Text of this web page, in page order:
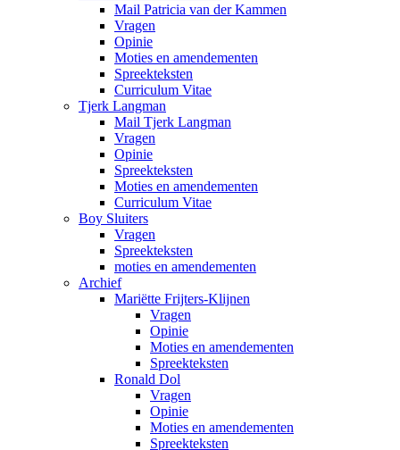
Mail Patricia van der Kammen
Vragen
Opinie
Moties en amendementen
Spreekteksten
Curriculum Vitae
Tjerk Langman
Mail Tjerk Langman
Vragen
Opinie
Spreekteksten
Moties en amendementen
Curriculum Vitae
Boy Sluiters
Vragen
Spreekteksten
moties en amendementen
Archief
Mariëtte Frijters-Klijnen
Vragen
Opinie
Moties en amendementen
Spreekteksten
Ronald Dol
Vragen
Opinie
Moties en amendementen
Spreekteksten